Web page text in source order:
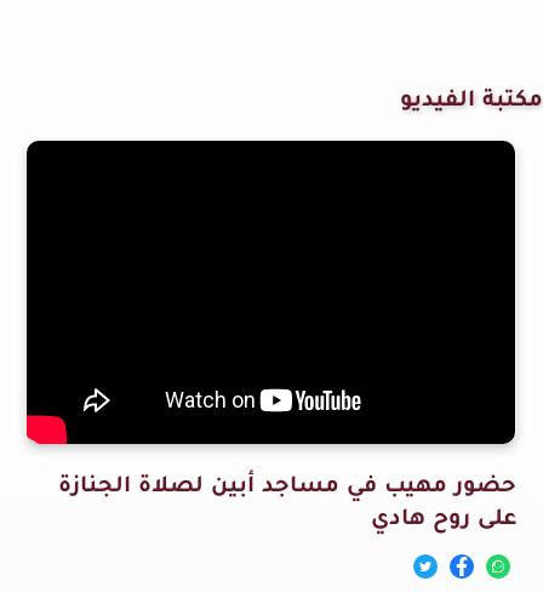
مكتبة الفيديو
حضور مهيب في مساجد أبين لصلاة الجنازة
على روح هادي